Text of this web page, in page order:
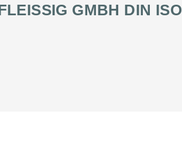
GMBH DIN ISO